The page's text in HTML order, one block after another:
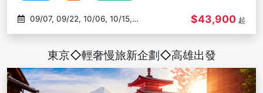
10/19
$43,900 起
東京◇輕奢慢旅新企劃◇高雄出發